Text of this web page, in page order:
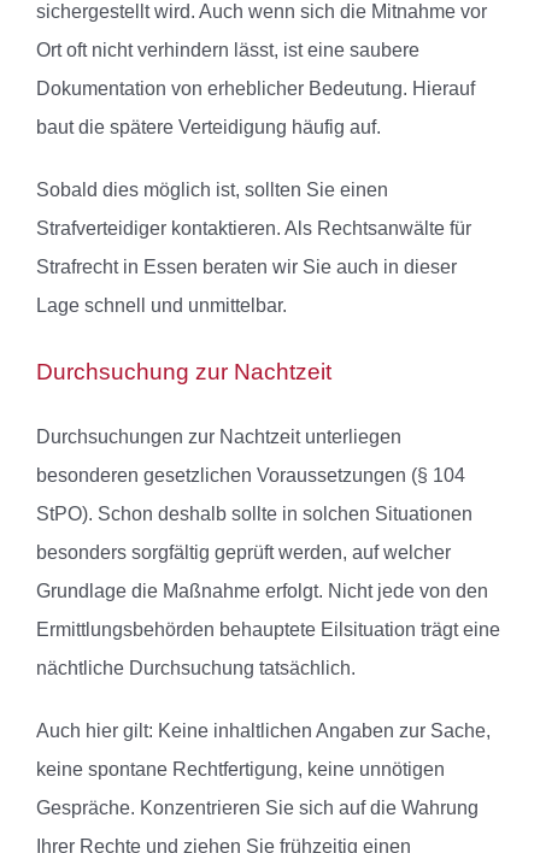
sichergestellt wird. Auch wenn sich die Mitnahme vor
Ort oft nicht verhindern lässt, ist eine saubere
Dokumentation von erheblicher Bedeutung. Hierauf
baut die spätere Verteidigung häufig auf.
Sobald dies möglich ist, sollten Sie einen
Strafverteidiger kontaktieren. Als Rechtsanwälte für
Strafrecht in Essen beraten wir Sie auch in dieser
Lage schnell und unmittelbar.
Durchsuchung zur Nachtzeit
Durchsuchungen zur Nachtzeit unterliegen
besonderen gesetzlichen Voraussetzungen (§ 104
StPO). Schon deshalb sollte in solchen Situationen
besonders sorgfältig geprüft werden, auf welcher
Grundlage die Maßnahme erfolgt. Nicht jede von den
Ermittlungsbehörden behauptete Eilsituation trägt eine
nächtliche Durchsuchung tatsächlich.
Auch hier gilt: Keine inhaltlichen Angaben zur Sache,
keine spontane Rechtfertigung, keine unnötigen
Gespräche. Konzentrieren Sie sich auf die Wahrung
Ihrer Rechte und ziehen Sie frühzeitig einen